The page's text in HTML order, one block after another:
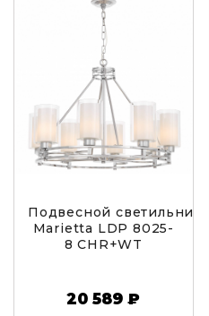
Подвесной светильник
Marietta LDP 8025-
8 CHR+WT
20 589 ₽